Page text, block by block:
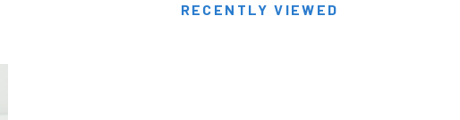
RECENTLY VIEWED